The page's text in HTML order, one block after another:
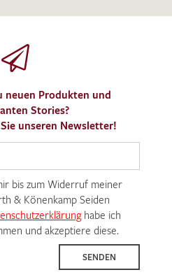
neuen Produkten und
Stories?
unseren Newsletter!
bis zum Widerruf meiner
& Könenkamp Seiden
habe ich
und akzeptiere diese.
SENDEN